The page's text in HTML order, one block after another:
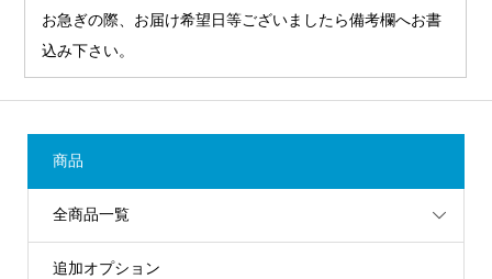
お急ぎの際、お届け希望日等ございましたら備考欄へお書
込み下さい。
商品
全商品一覧
追加オプション